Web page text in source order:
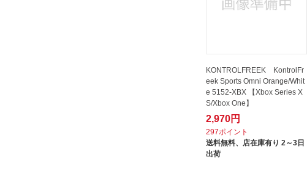
KONTROLFREEK KontrolFr
eek Sports Omni Orange/Whit
e 5152-XBX 【Xbox Series X
S/Xbox One】
2,970円
297ポイント
送料無料、 店在庫有り 2～3日
出荷